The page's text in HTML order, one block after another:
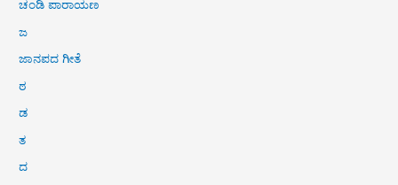
ಚಂಡಿ ಪಾರಾಯಣ
ಜ
ಜಾನಪದ ಗೀತೆ
ಠ
ಡ
ತ
ದ